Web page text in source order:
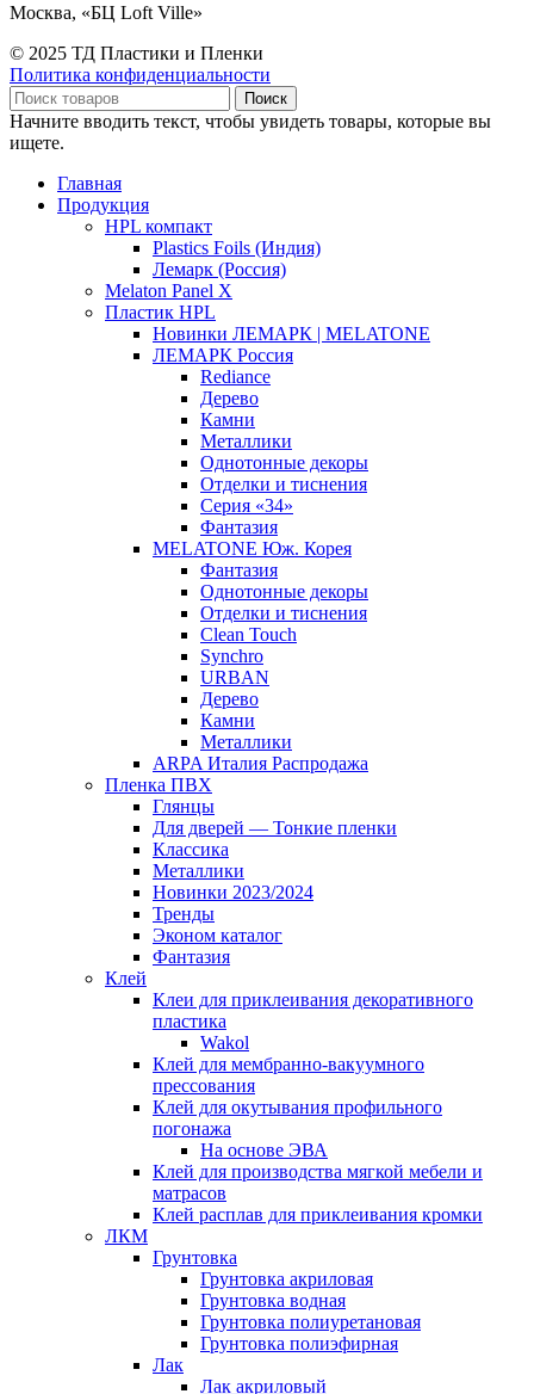
Москва, «БЦ Loft Ville»
© 2025 ТД Пластики и Пленки
Политика конфиденциальности
Поиск
Начните вводить текст, чтобы увидеть товары, которые вы
ищете.
Главная
Продукция
HPL компакт
Plastics Foils (Индия)
Лемарк (Россия)
Melaton Panel X
Пластик HPL
Новинки ЛЕМАРК | MELATONE
ЛЕМАРК Россия
Rediance
Дерево
Камни
Металлики
Однотонные декоры
Отделки и тиснения
Серия «34»
Фантазия
MELATONE Юж. Корея
Фантазия
Однотонные декоры
Отделки и тиснения
Clean Touch
Synchro
URBAN
Дерево
Камни
Металлики
ARPA Италия Распродажа
Пленка ПВХ
Глянцы
Для дверей — Тонкие пленки
Классика
Металлики
Новинки 2023/2024
Тренды
Эконом каталог
Фантазия
Клей
Клеи для приклеивания декоративного
пластика
Wakol
Клей для мембранно-вакуумного
прессования
Клей для окутывания профильного
погонажа
На основе ЭВА
Клей для производства мягкой мебели и
матрасов
Клей расплав для приклеивания кромки
ЛКМ
Грунтовка
Грунтовка акриловая
Грунтовка водная
Грунтовка полиуретановая
Грунтовка полиэфирная
Лак
Лак акриловый